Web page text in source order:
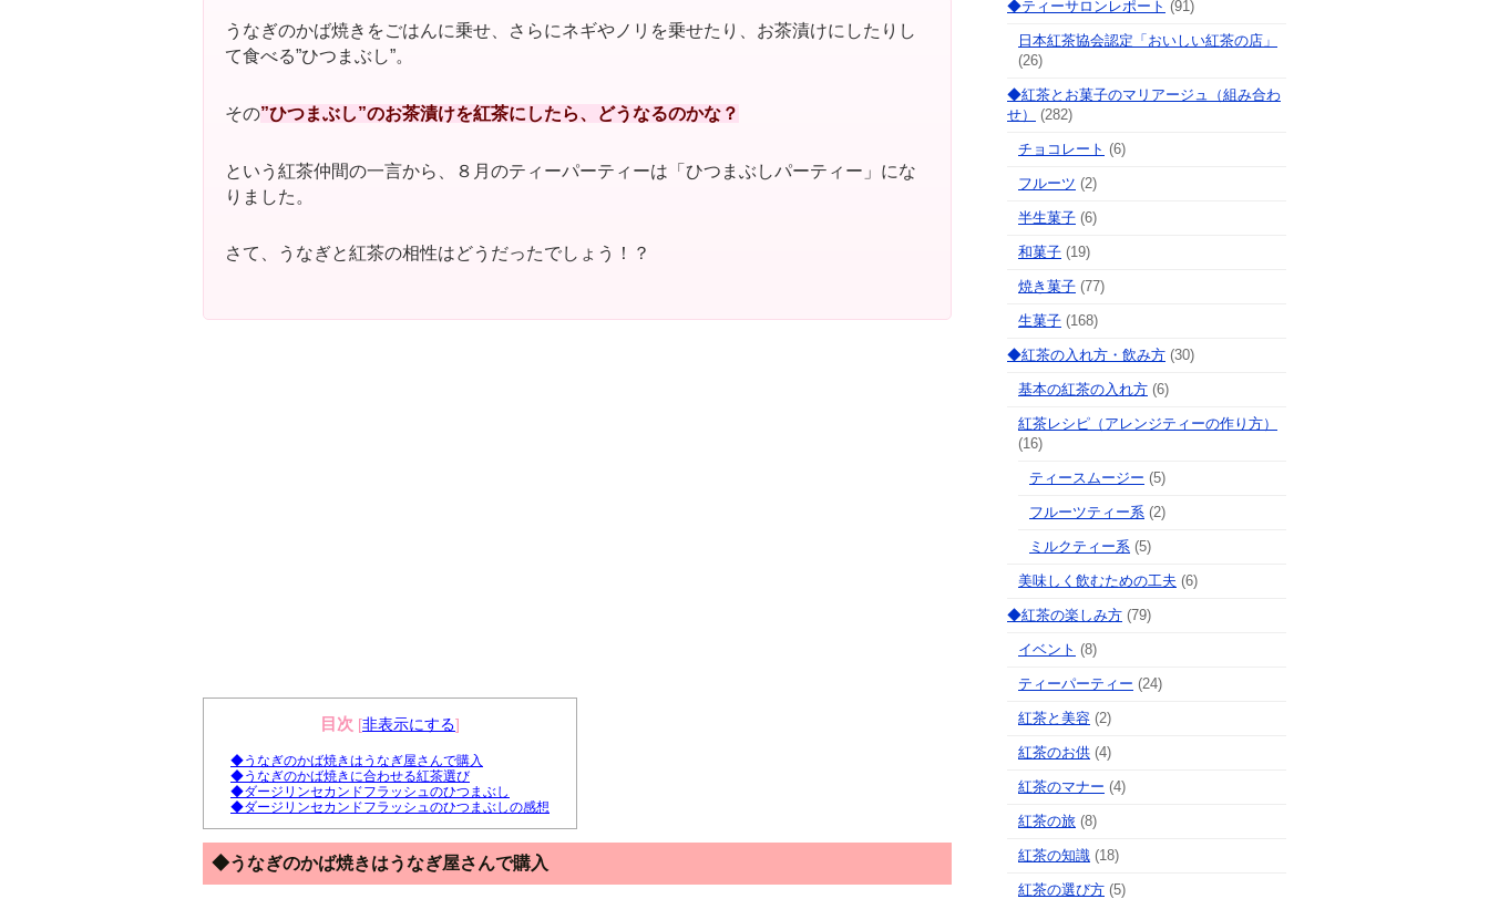
うなぎのかば焼きをごはんに乗せ、さらにネギやノリを乗せたり、お茶漬けにしたりし
て食べる”ひつまぶし”。
その”ひつまぶし”のお茶漬けを紅茶にしたら、どうなるのかな？
という紅茶仲間の一言から、８月のティーパーティーは「ひつまぶしパーティー」にな
りました。
さて、うなぎと紅茶の相性はどうだったでしょう！？
目次 [非表示にする]
◆うなぎのかば焼きはうなぎ屋さんで購入
◆うなぎのかば焼きに合わせる紅茶選び
◆ダージリンセカンドフラッシュのひつまぶし
◆ダージリンセカンドフラッシュのひつまぶしの感想
◆うなぎのかば焼きはうなぎ屋さんで購入
◆ティーサロンレポート (91)
日本紅茶協会認定「おいしい紅茶の店」
(26)
◆紅茶とお菓子のマリアージュ（組み合わ
せ）
(282)
チョコレート (6)
フルーツ (2)
半生菓子 (6)
和菓子 (19)
焼き菓子 (77)
生菓子 (168)
◆紅茶の入れ方・飲み方 (30)
基本の紅茶の入れ方 (6)
紅茶レシピ（アレンジティーの作り方）
(16)
ティースムージー (5)
フルーツティー系 (2)
ミルクティー系 (5)
美味しく飲むための工夫 (6)
◆紅茶の楽しみ方 (79)
イベント (8)
ティーパーティー (24)
紅茶と美容 (2)
紅茶のお供 (4)
紅茶のマナー (4)
紅茶の旅 (8)
紅茶の知識 (18)
紅茶の選び方 (5)